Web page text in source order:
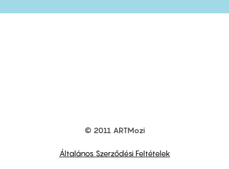
© 2011 ARTMozi
Általános Szerződési Feltételek